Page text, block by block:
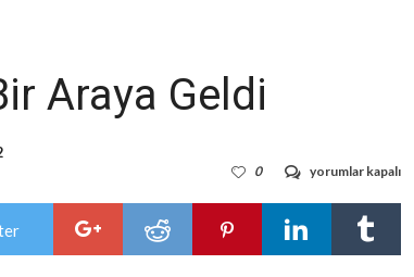
Araya Geldi
Dündar
Bir
Geldi
için
yorumlar kapalı
0